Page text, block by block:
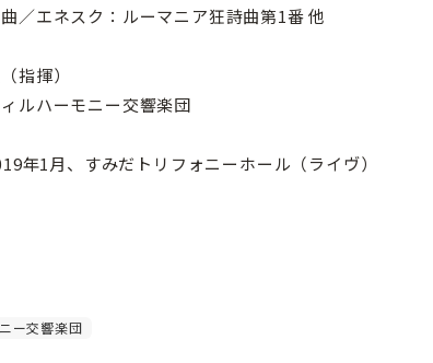
／エネスク：ルーマニア狂詩曲第1番 他
指揮）
ルハーモニー交響楽団
年1月、すみだトリフォニーホール（ライヴ）
ー交響楽団